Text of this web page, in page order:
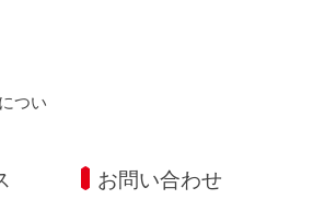
つい
お問い合わせ